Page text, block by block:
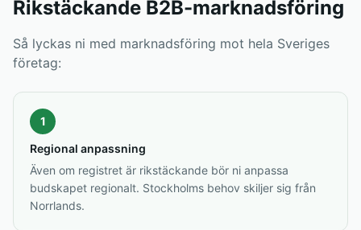
Rikstäckande B2B-marknadsföring
Så lyckas ni med marknadsföring mot hela Sveriges
företag:
1
Regional anpassning
Även om registret är rikstäckande bör ni anpassa
budskapet regionalt. Stockholms behov skiljer sig från
Norrlands.